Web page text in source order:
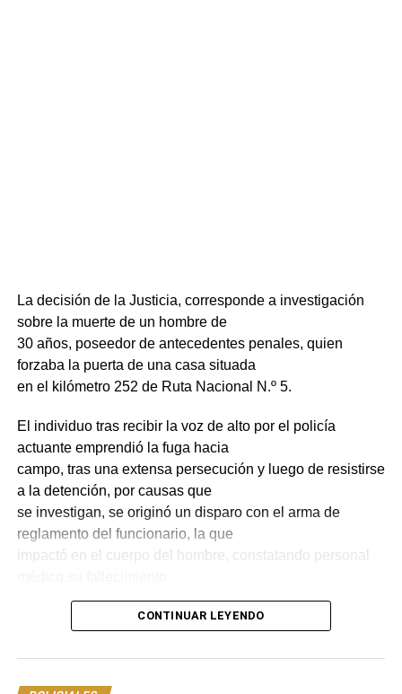
La decisión de la Justicia, corresponde a investigación
sobre la muerte de un hombre de
30 años, poseedor de antecedentes penales, quien
forzaba la puerta de una casa situada
en el kilómetro 252 de Ruta Nacional N.º 5.
El individuo tras recibir la voz de alto por el policía
actuante emprendió la fuga hacia
campo, tras una extensa persecución y luego de resistirse
a la detención, por causas que
se investigan, se originó un disparo con el arma de
reglamento del funcionario, la que
impactó en el cuerpo del hombre, constatando personal
Fue enterada Fiscalía Letrada de Paso de los Toros,
quien dirigió la investigación ante lo
CONTINUAR LEYENDO